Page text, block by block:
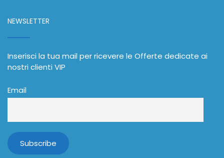
NEWSLETTER
Inserisci la tua mail per ricevere le Offerte dedicate ai
nostri clienti VIP
Email